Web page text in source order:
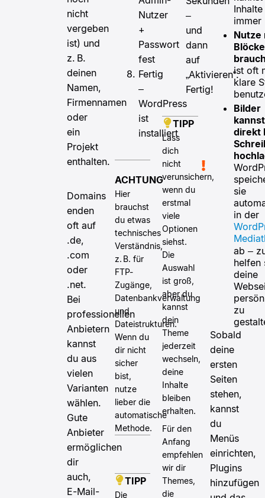
nicht
vergeben
ist) und
z. B.
deinen
Namen,
Firmennamen
oder
ein
Projekt
enthalten.
Domains
enden
oft auf
.de,
.com
oder
.net.
Bei
professionellen
Anbietern
kannst
du aus
vielen
Varianten
wählen.
Gute
Anbieter
ermöglichen
dir
auch,
E-Mail-
Nutzer
+
Passwort
fest
Fertig
–
WordPress
ist
installiert
ACHTUNG
Hier
brauchst
du etwas
technisches
Verständnis,
z. B. für
FTP-
Zugänge,
Datenbankverwaltung
und
Dateistrukturen.
Wenn du
dir nicht
sicher
bist,
nutze
lieber die
automatische
Methode.
TIPP
Die
–
und
dann
auf
„Aktivieren“.
Fertig!
TIPP
Lass
dich
nicht
verunsichern,
wenn du
erstmal
viele
Optionen
siehst.
Die
Auswahl
ist groß,
aber du
kannst
dein
Theme
jederzeit
wechseln,
deine
Inhalte
bleiben
erhalten.
Für den
Anfang
empfehlen
wir dir
Themes,
die
immer
Nutze
ist oft
klare
Bilder
direkt
sie
in der
ab –
helfen
deine
zu
Sobald
deine
ersten
Seiten
stehen,
kannst
du
Menüs
einrichten,
Plugins
hinzufügen